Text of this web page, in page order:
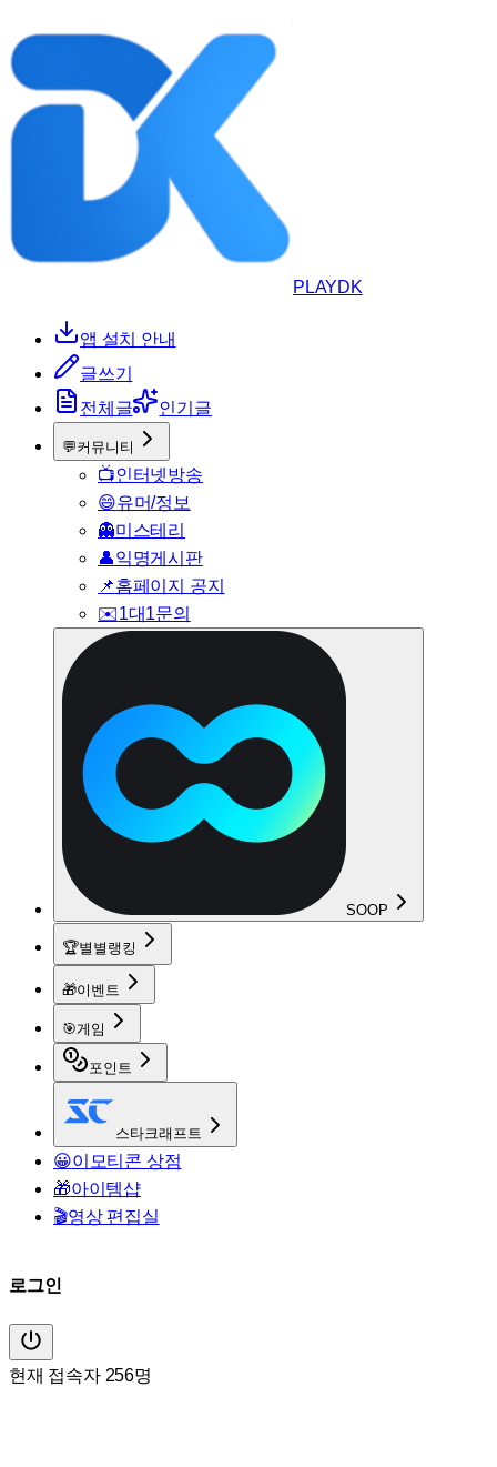
PLAYDK
앱 설치 안내
글쓰기
전체글
인기글
💬커뮤니티
📺인터넷방송
😄유머/정보
👻미스테리
👤익명게시판
📌홈페이지 공지
✉️1대1문의
SOOP
🏆별별랭킹
🎁이벤트
🎯게임
포인트
스타크래프트
😀이모티콘 상점
🎁아이템샵
🎬영상 편집실
로그인
현재 접속자 256명